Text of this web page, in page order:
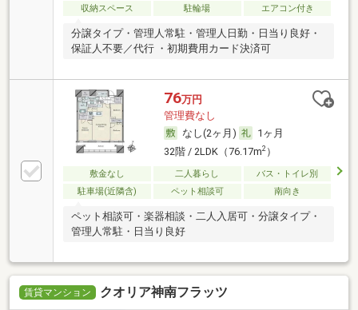
収納スペース
駐輪場 エアコン付き
分譲タイプ・管理人常駐・管理人日勤・日当り良好・
保証人不要／代行 ・初期費用カード決済可
76万円
管理費なし
なし(2ヶ月)
1ヶ月
32階 / 2LDK（76.17m2）
敷金なし 二人暮らし
バス・トイレ別
駐車場(近隣含)
ペット相談可 南向き
ペット相談可・楽器相談・二人入居可・分譲タイプ・
管理人常駐・日当り良好
賃貸マンション クオリア神南フラッツ